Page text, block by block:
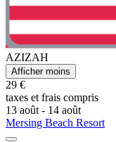
AZIZAH
Afficher moins
29 €
taxes et frais compris
13 août - 14 août
Mersing Beach Resort